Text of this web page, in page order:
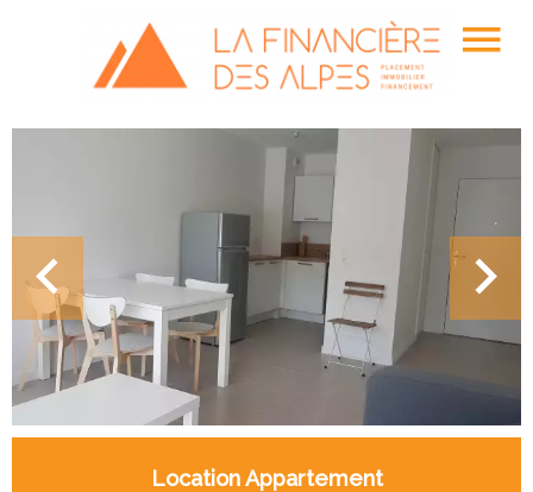
Location Appartement